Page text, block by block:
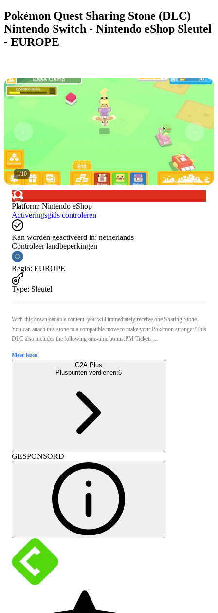
Pokémon Quest Sharing Stone (DLC)
Nintendo Switch - Nintendo eShop Sleutel
- EUROPE
1/10
Platform: Nintendo eShop
Activeringsgids controleren
Kan worden geactiveerd in: netherlands
Controleer landbeperkingen
Regio: EUROPE
Type: Sleutel
With this downloadable content, you will immediately receive one Sharing Stone.
You can attach this stone to a compatible move to make your Pokémon stronger!This
DLC also includes the following one-time bonus:PM Tickets ...
Meer lezen
G2A Plus
Pluspunten verdienen:6
GESPONSORD